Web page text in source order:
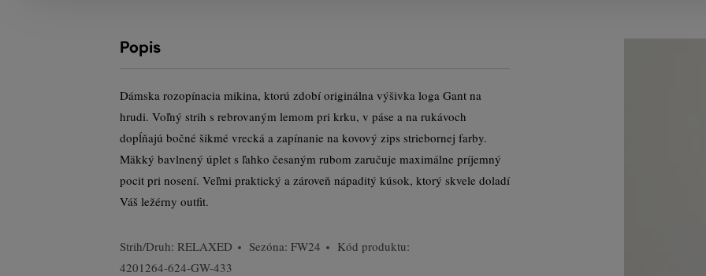
Popis
Dámska rozopínacia mikina, ktorú zdobí originálna výšivka loga Gant na
hrudi. Voľný strih s rebrovaným lemom pri krku, v páse a na rukávoch
dopĺňajú bočné šikmé vrecká a zapínanie na kovový zips striebornej farby.
Mäkký bavlnený úplet s ľahko česaným rubom zaručuje maximálne príjemný
pocit pri nosení. Veľmi praktický a zároveň nápaditý kúsok, ktorý skvele doladí
Váš ležérny outfit.
Strih/Druh: RELAXED Sezóna: FW24
Kód produktu:
4201264-624-GW-433